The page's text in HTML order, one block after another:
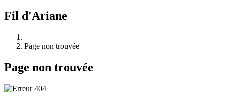
Fil d'Ariane
Page non trouvée
Page non trouvée